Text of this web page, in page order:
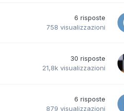
6 risposte
758 visualizzazioni
30 risposte
21,8k visualizzazioni
6 risposte
879 visualizzazioni